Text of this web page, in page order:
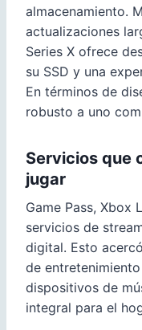
almacenamiento.
actualizaciones
Series X ofrece
su SSD y una
En términos de
robusto a uno
Servicios que
jugar
Game Pass, Xbox
servicios de
digital. Esto
de
dispositivos de
integral para el